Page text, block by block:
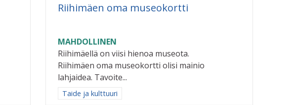
Riihimäen oma museokortti
MAHDOLLINEN
Riihimäellä on viisi hienoa museota.
Riihimäen oma museokortti olisi mainio
lahjaidea. Tavoite...
Rajaa tulokset aihepiirin mukaan: Taide ja kulttuuri
Taide ja kulttuuri